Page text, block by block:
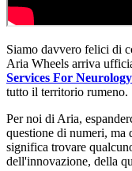
Siamo davvero felici di
Aria Wheels arriva
Services For Neurology
tutto il territorio rumeno.
Per noi di Aria,
questione di numeri, ma
significa trovare
dell'innovazione, della